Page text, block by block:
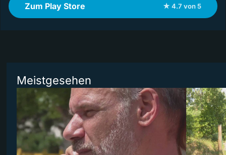
Zum Play Store ★ 4.7 von 5
Meistgesehen